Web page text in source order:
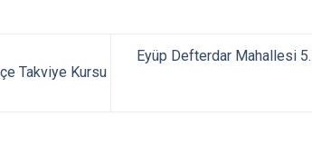
Takviye Kursu
Eyüp Defterdar Mahallesi